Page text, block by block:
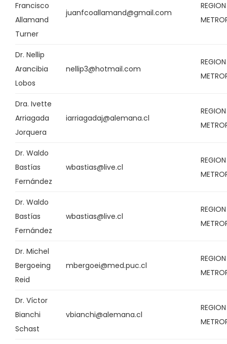
Francisco
Allamand
Turner
juanfcoallamand@gmail.com
REGION
Dr. Nellip
Arancibia
Lobos
nellip3@hotmail.com
REGION
Dra. Ivette
Arriagada
Jorquera
iarriagadaj@alemana.cl
REGION
Dr. Waldo
Bastías
Fernández
wbastias@live.cl
REGION
Dr. Waldo
Bastías
Fernández
wbastias@live.cl
REGION
Dr. Michel
Bergoeing
Reid
mbergoei@med.puc.cl
REGION
Dr. Víctor
Bianchi
Schast
vbianchi@alemana.cl
REGION